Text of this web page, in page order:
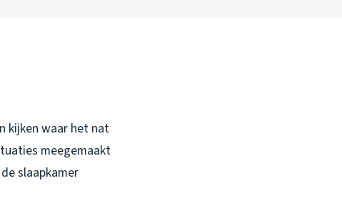
kijken waar het nat
meegemaakt
slaapkamer